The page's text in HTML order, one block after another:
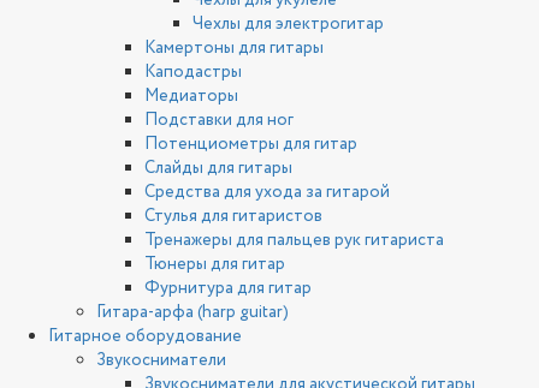
Чехлы для электрогитар
Камертоны для гитары
Каподастры
Медиаторы
Подставки для ног
Потенциометры для гитар
Слайды для гитары
Средства для ухода за гитарой
Стулья для гитаристов
Тренажеры для пальцев рук гитариста
Тюнеры для гитар
Фурнитура для гитар
Гитара-арфа (harp guitar)
Гитарное оборудование
Звукосниматели